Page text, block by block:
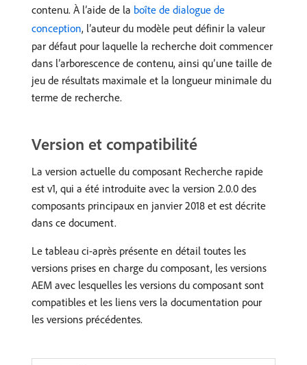
contenu. À l’aide de la boîte de dialogue de
conception, l’auteur du modèle peut définir la valeur
par défaut pour laquelle la recherche doit commencer
dans l’arborescence de contenu, ainsi qu’une taille de
jeu de résultats maximale et la longueur minimale du
terme de recherche.
Version et compatibilité
La version actuelle du composant Recherche rapide
est v1, qui a été introduite avec la version 2.0.0 des
composants principaux en janvier 2018 et est décrite
dans ce document.
Le tableau ci-après présente en détail toutes les
versions prises en charge du composant, les versions
AEM avec lesquelles les versions du composant sont
compatibles et les liens vers la documentation pour
les versions précédentes.